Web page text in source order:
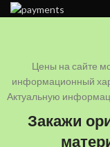
Цены на сайте
информационный
Актуальную
Закажи